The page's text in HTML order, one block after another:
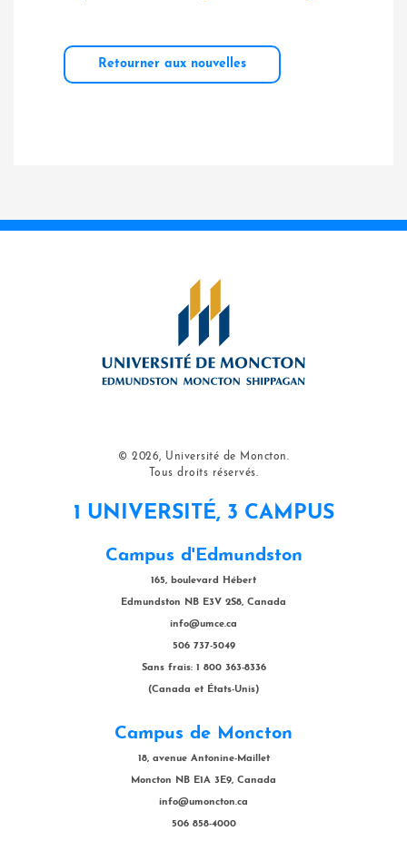
Retourner aux nouvelles
© 2026, Université de Moncton.
Tous droits réservés.
1 UNIVERSITÉ, 3 CAMPUS
Campus d'Edmundston
165, boulevard Hébert
Edmundston NB E3V 2S8, Canada
info@umce.ca
506 737-5049
Sans frais: 1 800 363-8336
(Canada et États-Unis)
Campus de Moncton
18, avenue Antonine-Maillet
Moncton NB E1A 3E9, Canada
info@umoncton.ca
506 858-4000